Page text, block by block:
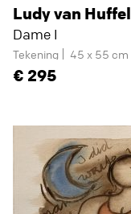
Ludy van Huffel
Dame I
Tekening 45 x 55 cm
295